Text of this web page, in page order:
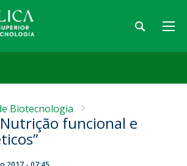
Biotecnologia
funcional e